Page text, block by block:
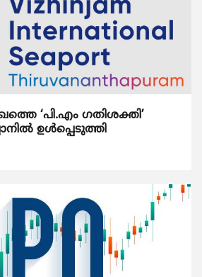
‘പി.എം ഗതിശക്തി’
ഉൾപ്പെടുത്തി